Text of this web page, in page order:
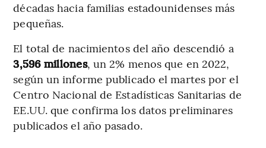
décadas hacia familias estadounidenses más
pequeñas.
El total de nacimientos del año descendió a
3,596 millones, un 2% menos que en 2022,
según un informe publicado el martes por el
Centro Nacional de Estadísticas Sanitarias de
EE.UU. que confirma los datos preliminares
publicados el año pasado.